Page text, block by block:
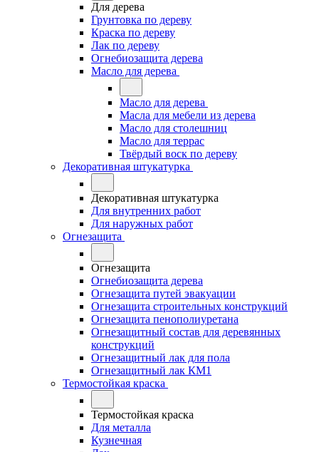
Для дерева
Грунтовка по дереву
Краска по дереву
Лак по дереву
Огнебиозащита дерева
Масло для дерева
Масло для дерева
Масла для мебели из дерева
Масло для столешниц
Масло для террас
Твёрдый воск по дереву
Декоративная штукатурка
Декоративная штукатурка
Для внутренних работ
Для наружных работ
Огнезащита
Огнезащита
Огнебиозащита дерева
Огнезащита путей эвакуации
Огнезащита строительных конструкций
Огнезащита пенополиуретана
Огнезащитный состав для деревянных
конструкций
Огнезащитный лак для пола
Огнезащитный лак КМ1
Термостойкая краска
Термостойкая краска
Для металла
Кузнечная